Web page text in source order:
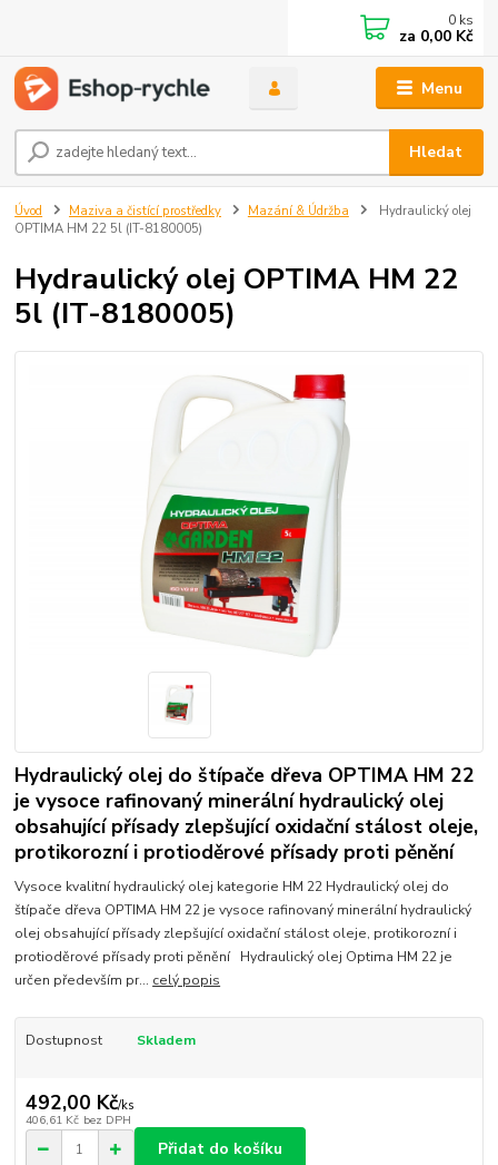
Menu
Hledat
0 ks
za 0,00 Kč
Úvod Maziva a čistící prostředky Mazání & Údržba
Hydraulický olej
OPTIMA HM 22 5l (IT-8180005)
Hydraulický olej OPTIMA HM 22
5l (IT-8180005)
Hydraulický olej do štípače dřeva OPTIMA HM 22
je vysoce rafinovaný minerální hydraulický olej
obsahující přísady zlepšující oxidační stálost oleje,
protikorozní i protioděrové přísady proti pěnění
Vysoce kvalitní hydraulický olej kategorie HM 22 Hydraulický olej do
štípače dřeva OPTIMA HM 22 je vysoce rafinovaný minerální hydraulický
olej obsahující přísady zlepšující oxidační stálost oleje, protikorozní i
protioděrové přísady proti pěnění Hydraulický olej Optima HM 22 je
určen především pr... celý popis
Dostupnost Skladem
492,00 Kč/ks
406,61 Kč bez DPH
Přidat do košíku